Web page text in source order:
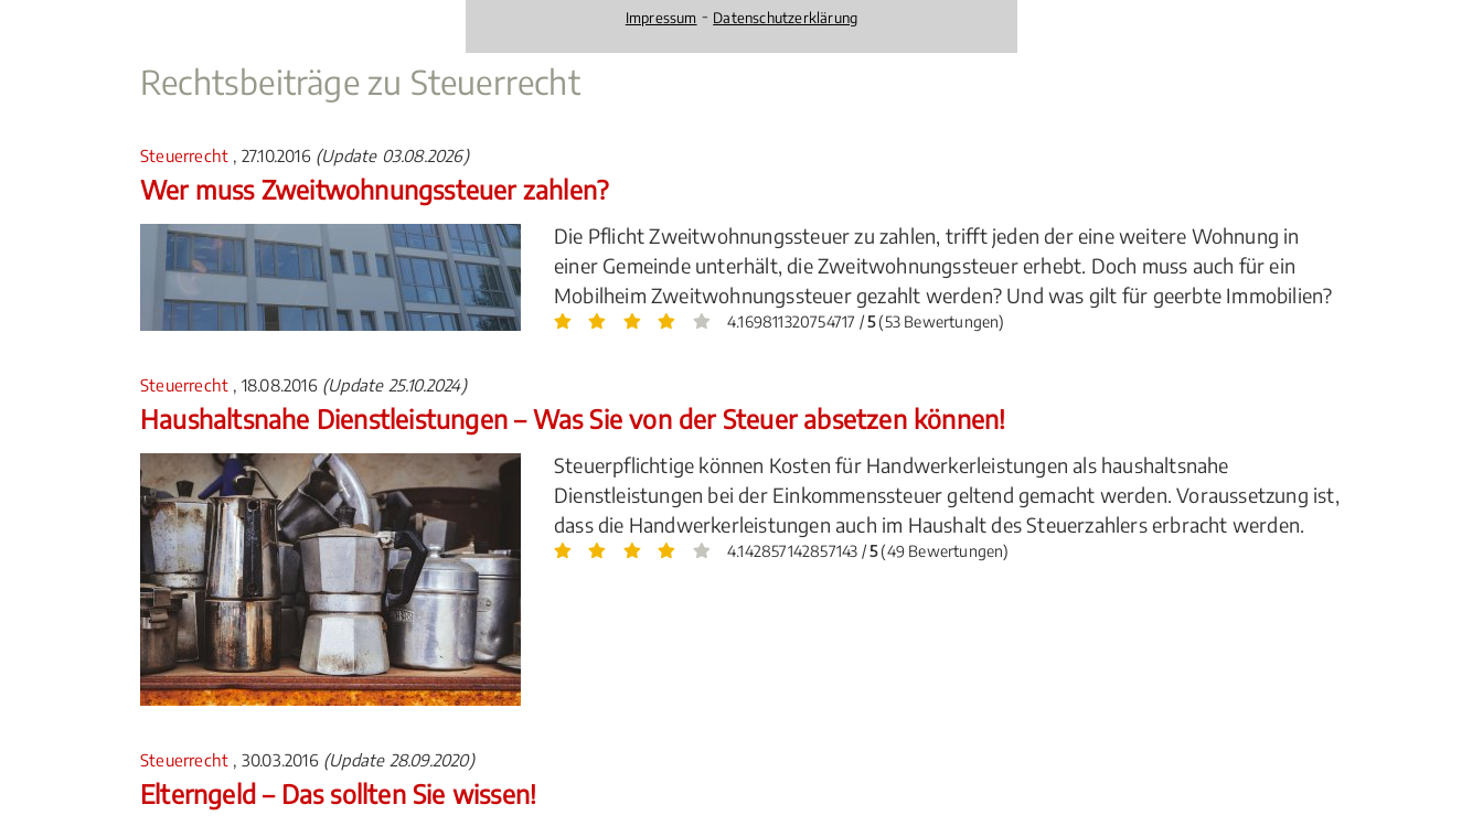
Rechtsbeiträge zu Steuerrecht
Steuerrecht , 27.10.2016 (Update 03.08.2026)
Wer muss Zweitwohnungssteuer zahlen?
Die Pflicht Zweitwohnungssteuer zu zahlen, trifft jeden der eine weitere Wohnung in
einer Gemeinde unterhält, die Zweitwohnungssteuer erhebt. Doch muss auch für ein
Mobilheim Zweitwohnungssteuer gezahlt werden? Und was gilt für geerbte Immobilien?
4.169811320754717 /5(53 Bewertungen)
Steuerrecht , 18.08.2016 (Update 25.10.2024)
Haushaltsnahe Dienstleistungen – Was Sie von der Steuer absetzen können!
Steuerpflichtige können Kosten für Handwerkerleistungen als haushaltsnahe
Dienstleistungen bei der Einkommenssteuer geltend gemacht werden. Voraussetzung ist,
dass die Handwerkerleistungen auch im Haushalt des Steuerzahlers erbracht werden.
4.142857142857143 /5(49 Bewertungen)
Steuerrecht , 30.03.2016 (Update 28.09.2020)
Elterngeld – Das sollten Sie wissen!
Impressum ⁃ Datenschutzerklärung